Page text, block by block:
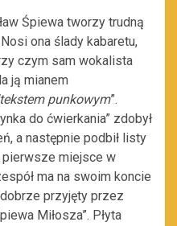
Śpiewa tworzy trudną
ona ślady kabaretu,
czym sam wokalista
ją mianem
punkowym”.
do ćwierkania” zdobył
a następnie podbił listy
pierwsze miejsce w
ma na swoim koncie
przyjęty przez
Miłosza”. Płyta